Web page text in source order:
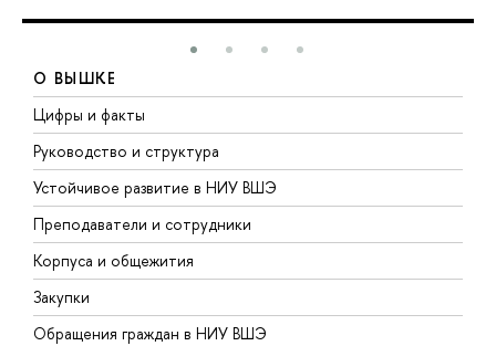
О ВЫШКЕ
Цифры и факты
Руководство и структура
Устойчивое развитие в НИУ ВШЭ
Преподаватели и сотрудники
Корпуса и общежития
Закупки
Обращения граждан в НИУ ВШЭ